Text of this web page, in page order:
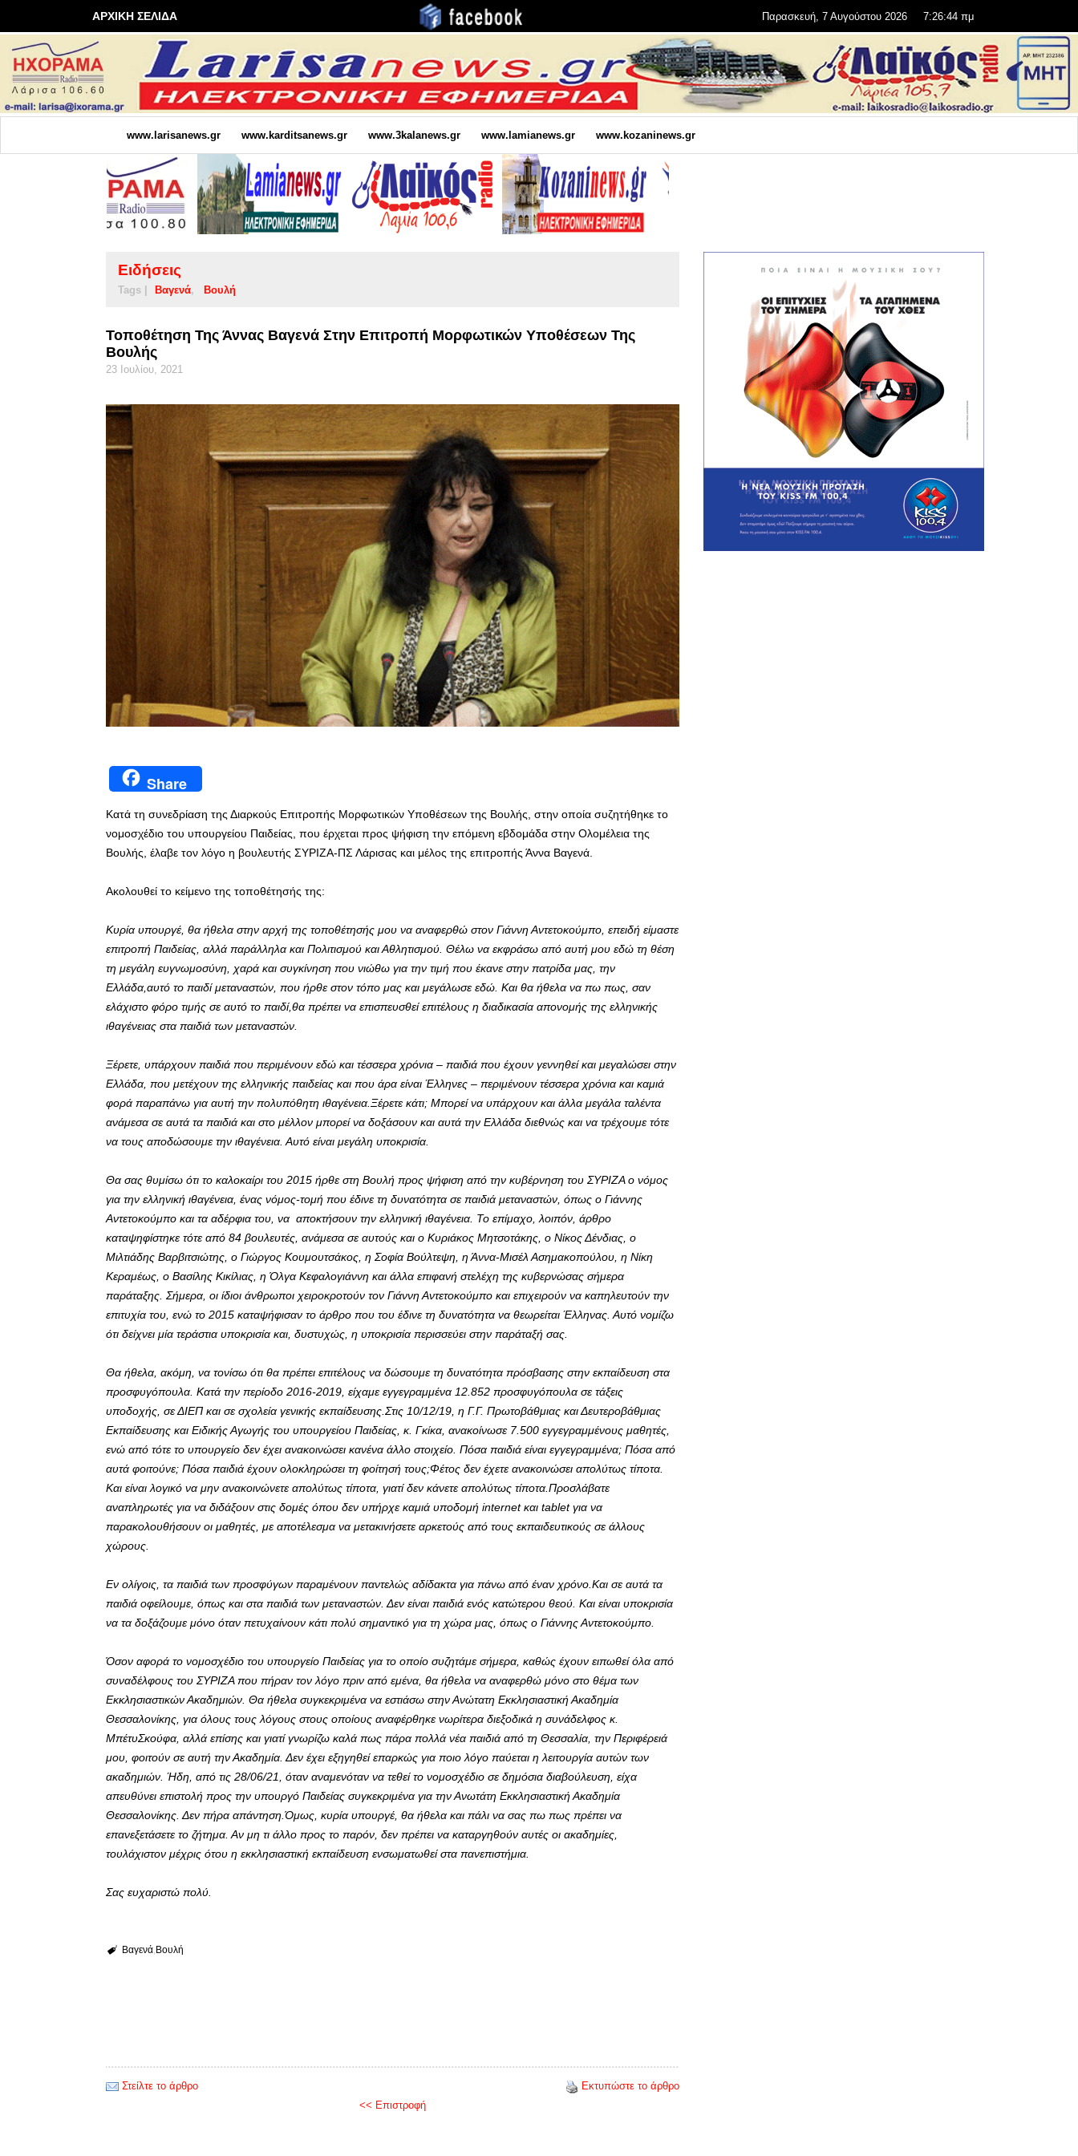
ΑΡΧΙΚΗ ΣΕΛΙΔΑ Παρασκευή, 7 Αυγούστου 2026 7:26:45 πμ
www.larisanews.gr www.karditsanews.gr www.3kalanews.gr www.lamianews.gr www.kozaninews.gr
Ειδήσεις
Tags | Βαγενά Βουλή
Τοποθέτηση Της Άννας Βαγενά Στην Επιτροπή Μορφωτικών Υποθέσεων Της
Βουλής
23 Ιουλίου, 2021
Share
Κατά τη συνεδρίαση της Διαρκούς Επιτροπής Μορφωτικών Υποθέσεων της Βουλής, στην οποία συζητήθηκε το
νομοσχέδιο του υπουργείου Παιδείας, που έρχεται προς ψήφιση την επόμενη εβδομάδα στην Ολομέλεια της
Βουλής, έλαβε τον λόγο η βουλευτής ΣΥΡΙΖΑ-ΠΣ Λάρισας και μέλος της επιτροπής Άννα Βαγενά.
Ακολουθεί το κείμενο της τοποθέτησής της:
Κυρία υπουργέ, θα ήθελα στην αρχή της τοποθέτησής μου να αναφερθώ στον Γιάννη Αντετοκούμπο, επειδή είμαστε
επιτροπή Παιδείας, αλλά παράλληλα και Πολιτισμού και Αθλητισμού. Θέλω να εκφράσω από αυτή μου εδώ τη θέση
τη μεγάλη ευγνωμοσύνη, χαρά και συγκίνηση που νιώθω για την τιμή που έκανε στην πατρίδα μας, την
Ελλάδα,αυτό το παιδί μεταναστών, που ήρθε στον τόπο μας και μεγάλωσε εδώ. Και θα ήθελα να πω πως, σαν
ελάχιστο φόρο τιμής σε αυτό το παιδί,θα πρέπει να επισπευσθεί επιτέλους η διαδικασία απονομής της ελληνικής
ιθαγένειας στα παιδιά των μεταναστών.
Ξέρετε, υπάρχουν παιδιά που περιμένουν εδώ και τέσσερα χρόνια – παιδιά που έχουν γεννηθεί και μεγαλώσει στην
Ελλάδα, που μετέχουν της ελληνικής παιδείας και που άρα είναι Έλληνες – περιμένουν τέσσερα χρόνια και καμιά
φορά παραπάνω για αυτή την πολυπόθητη ιθαγένεια.Ξέρετε κάτι; Μπορεί να υπάρχουν και άλλα μεγάλα ταλέντα
ανάμεσα σε αυτά τα παιδιά και στο μέλλον μπορεί να δοξάσουν και αυτά την Ελλάδα διεθνώς και να τρέχουμε τότε
να τους αποδώσουμε την ιθαγένεια. Αυτό είναι μεγάλη υποκρισία.
Θα σας θυμίσω ότι το καλοκαίρι του 2015 ήρθε στη Βουλή προς ψήφιση από την κυβέρνηση του ΣΥΡΙΖΑ ο νόμος
για την ελληνική ιθαγένεια, ένας νόμος-τομή που έδινε τη δυνατότητα σε παιδιά μεταναστών, όπως ο Γιάννης
Αντετοκούμπο και τα αδέρφια του, να αποκτήσουν την ελληνική ιθαγένεια. Το επίμαχο, λοιπόν, άρθρο
καταψηφίστηκε τότε από 84 βουλευτές, ανάμεσα σε αυτούς και ο Κυριάκος Μητσοτάκης, ο Νίκος Δένδιας, ο
Μιλτιάδης Βαρβιτσιώτης, ο Γιώργος Κουμουτσάκος, η Σοφία Βούλτεψη, η Άννα-Μισέλ Ασημακοπούλου, η Νίκη
Κεραμέως, ο Βασίλης Κικίλιας, η Όλγα Κεφαλογιάννη και άλλα επιφανή στελέχη της κυβερνώσας σήμερα
παράταξης. Σήμερα, οι ίδιοι άνθρωποι χειροκροτούν τον Γιάννη Αντετοκούμπο και επιχειρούν να καπηλευτούν την
επιτυχία του, ενώ το 2015 καταψήφισαν το άρθρο που του έδινε τη δυνατότητα να θεωρείται Έλληνας. Αυτό νομίζω
ότι δείχνει μία τεράστια υποκρισία και, δυστυχώς, η υποκρισία περισσεύει στην παράταξή σας.
Θα ήθελα, ακόμη, να τονίσω ότι θα πρέπει επιτέλους να δώσουμε τη δυνατότητα πρόσβασης στην εκπαίδευση στα
προσφυγόπουλα. Κατά την περίοδο 2016-2019, είχαμε εγγεγραμμένα 12.852 προσφυγόπουλα σε τάξεις
υποδοχής, σε ΔΙΕΠ και σε σχολεία γενικής εκπαίδευσης.Στις 10/12/19, η Γ.Γ. Πρωτοβάθμιας και Δευτεροβάθμιας
Εκπαίδευσης και Ειδικής Αγωγής του υπουργείου Παιδείας, κ. Γκίκα, ανακοίνωσε 7.500 εγγεγραμμένους μαθητές,
ενώ από τότε το υπουργείο δεν έχει ανακοινώσει κανένα άλλο στοιχείο. Πόσα παιδιά είναι εγγεγραμμένα; Πόσα από
αυτά φοιτούνε; Πόσα παιδιά έχουν ολοκληρώσει τη φοίτησή τους;Φέτος δεν έχετε ανακοινώσει απολύτως τίποτα.
Και είναι λογικό να μην ανακοινώνετε απολύτως τίποτα, γιατί δεν κάνετε απολύτως τίποτα.Προσλάβατε
αναπληρωτές για να διδάξουν στις δομές όπου δεν υπήρχε καμιά υποδομή internet και tabletγια να
παρακολουθήσουν οι μαθητές, με αποτέλεσμα να μετακινήσετε αρκετούς από τους εκπαιδευτικούς σε άλλους
χώρους.
Εν ολίγοις, τα παιδιά των προσφύγων παραμένουν παντελώς αδίδακτα για πάνω από έναν χρόνο.Και σε αυτά τα
παιδιά οφείλουμε, όπως και στα παιδιά των μεταναστών. Δεν είναι παιδιά ενός κατώτερου θεού. Και είναι υποκρισία
να τα δοξάζουμε μόνο όταν πετυχαίνουν κάτι πολύ σημαντικό για τη χώρα μας, όπως ο Γιάννης Αντετοκούμπο.
Όσον αφορά το νομοσχέδιο του υπουργείο Παιδείας για το οποίο συζητάμε σήμερα, καθώς έχουν ειπωθεί όλα από
συναδέλφους του ΣΥΡΙΖΑ που πήραν τον λόγο πριν από εμένα, θα ήθελα να αναφερθώ μόνο στο θέμα των
Εκκλησιαστικών Ακαδημιών. Θα ήθελα συγκεκριμένα να εστιάσω στην Ανώτατη Εκκλησιαστική Ακαδημία
Θεσσαλονίκης, για όλους τους λόγους στους οποίους αναφέρθηκε νωρίτερα διεξοδικά η συνάδελφος κ.
ΜπέτυΣκούφα, αλλά επίσης και γιατί γνωρίζω καλά πως πάρα πολλά νέα παιδιά από τη Θεσσαλία, την Περιφέρειά
μου, φοιτούν σε αυτή την Ακαδημία. Δεν έχει εξηγηθεί επαρκώς για ποιο λόγο παύεται η λειτουργία αυτών των
ακαδημιών. Ήδη, από τις 28/06/21, όταν αναμενόταν να τεθεί το νομοσχέδιο σε δημόσια διαβούλευση, είχα
απευθύνει επιστολή προς την υπουργό Παιδείας συγκεκριμένα για την Ανωτάτη Εκκλησιαστική Ακαδημία
Θεσσαλονίκης. Δεν πήρα απάντηση.Όμως, κυρία υπουργέ, θα ήθελα και πάλι να σας πω πως πρέπει να
επανεξετάσετε το ζήτημα. Αν μη τι άλλο προς το παρόν, δεν πρέπει να καταργηθούν αυτές οι ακαδημίες,
τουλάχιστον μέχρις ότου η εκκλησιαστική εκπαίδευση ενσωματωθεί στα πανεπιστήμια.
Σας ευχαριστώ πολύ.
Βαγενά Βουλή
Στείλτε το άρθρο
Εκτυπώστε το άρθρο
<< Επιστροφή